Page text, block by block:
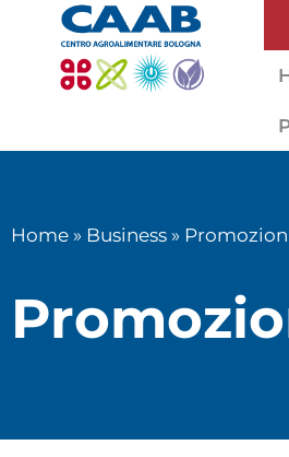
Home » Business »